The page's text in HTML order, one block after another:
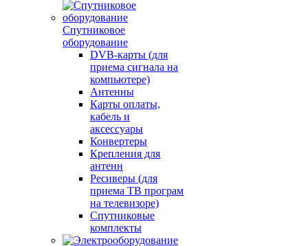
Спутниковое
оборудование
DVB-карты (для
приема сигнала на
компьютере)
Антенны
Карты оплаты,
кабель и
аксессуары
Конвертеры
Крепления для
антенн
Ресиверы (для
приема ТВ програм
на телевизоре)
Спутниковые
комплекты